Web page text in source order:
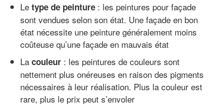
Le type de peinture : les peintures pour façade
sont vendues selon son état. Une façade en bon
état nécessite une peinture généralement moins
coûteuse qu’une façade en mauvais état
La couleur : les peintures de couleurs sont
nettement plus onéreuses en raison des pigments
nécessaires à leur réalisation. Plus la couleur est
rare, plus le prix peut s’envoler